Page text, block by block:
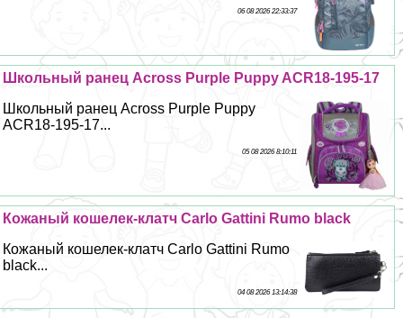
06 08 2026 22:33:37
Школьный ранец Across Purple Puppy ACR18-195-17
Школьный ранец Across Purple Puppy
ACR18-195-17...
05 08 2026 8:10:11
Кожаный кошелек-клатч Carlo Gattini Rumo black
Кожаный кошелек-клатч Carlo Gattini Rumo
black...
04 08 2026 13:14:38